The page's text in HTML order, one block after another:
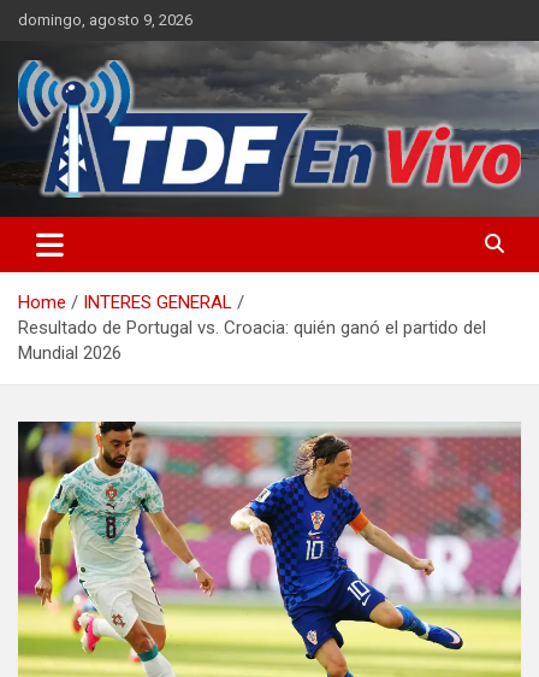
Skip
content
domingo, agosto 9, 2026
Home
INTERES GENERAL
Resultado de Portugal vs. Croacia: quién ganó el partido del
Mundial 2026